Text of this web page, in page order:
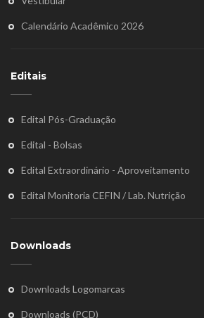
Calendário Acadêmico 2026
Editais
Edital Pós-Graduação
Edital - Bolsas
Edital Extraordinário - Aproveitamento
Edital Monitoria CEFIN / Lab. Nutrição
Downloads
Downloads Logomarcas
Downloads (PCD)